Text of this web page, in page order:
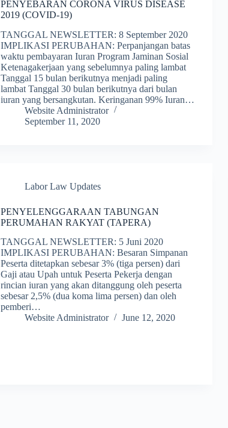
PENYEBARAN CORONA VIRUS DISEASE
2019 (COVID-19)
TANGGAL NEWSLETTER: 8 September 2020
IMPLIKASI PERUBAHAN: Perpanjangan batas
waktu pembayaran Iuran Program Jaminan Sosial
Ketenagakerjaan yang sebelumnya paling lambat
Tanggal 15 bulan berikutnya menjadi paling
lambat Tanggal 30 bulan berikutnya dari bulan
iuran yang bersangkutan. Keringanan 99% Iuran…
Website Administrator
September 11, 2020
Labor Law Updates
PENYELENGGARAAN TABUNGAN
PERUMAHAN RAKYAT (TAPERA)
TANGGAL NEWSLETTER: 5 Juni 2020
IMPLIKASI PERUBAHAN: Besaran Simpanan
Peserta ditetapkan sebesar 3% (tiga persen) dari
Gaji atau Upah untuk Peserta Pekerja dengan
rincian iuran yang akan ditanggung oleh peserta
sebesar 2,5% (dua koma lima persen) dan oleh
pemberi…
Website Administrator
June 12, 2020